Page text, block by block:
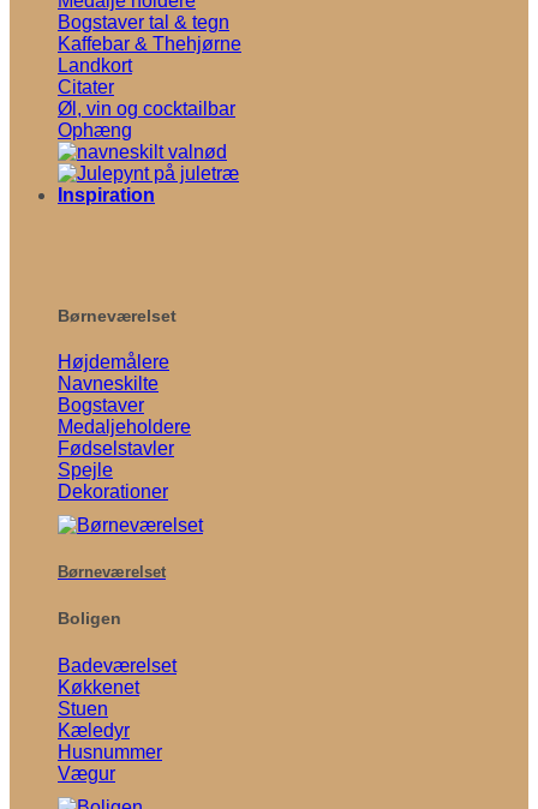
Bogstaver tal & tegn
Kaffebar & Thehjørne
Landkort
Citater
Øl, vin og cocktailbar
Ophæng
Inspiration
Børneværelset
Højdemålere
Navneskilte
Bogstaver
Medaljeholdere
Fødselstavler
Spejle
Dekorationer
Børneværelset
Boligen
Badeværelset
Køkkenet
Stuen
Kæledyr
Husnummer
Vægur